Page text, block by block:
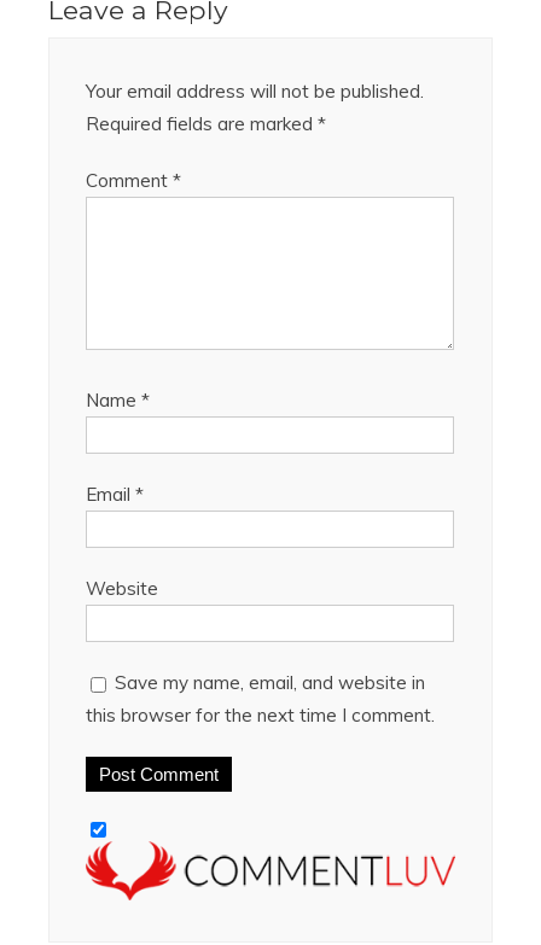
Leave a Reply
Your email address will not be published.
Required fields are marked *
Comment *
Name *
Email *
Website
Save my name, email, and website in
this browser for the next time I comment.